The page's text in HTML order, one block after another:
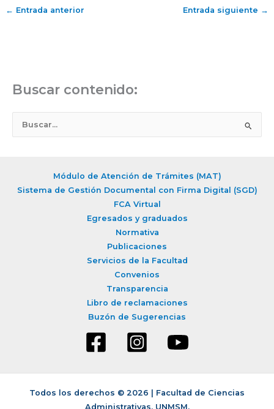
← Entrada anterior Entrada siguiente →
Buscar contenido:
Módulo de Atención de Trámites (MAT)
Sistema de Gestión Documental con Firma Digital (SGD)
FCA Virtual
Egresados y graduados
Normativa
Publicaciones
Servicios de la Facultad
Convenios
Transparencia
Libro de reclamaciones
Buzón de Sugerencias
Todos los derechos © 2026 | Facultad de Ciencias
Administrativas, UNMSM.